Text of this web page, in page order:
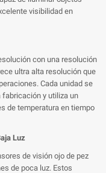
visibilidad en
con una resolución
ultra alta resolución que
Cada unidad se
fabricación y utiliza un
de temperatura en tiempo
Luz
de visión ojo de pez
de poca luz. Estos